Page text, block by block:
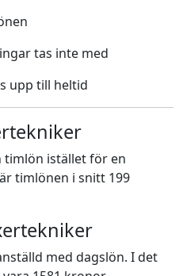
tas inte med
upp till heltid
timlön istället för en
timlönen i snitt 199
med dagslön. I det